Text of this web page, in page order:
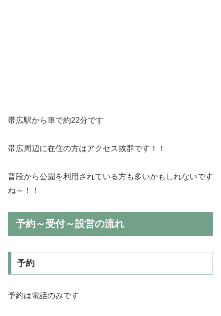
帯広駅から車で約22分です
帯広周辺に在住の方はアクセス抜群です！！
普段から公園を利用されている方も多いかもしれないです
ね～！！
予約～受付～設営の流れ
予約
予約は電話のみです